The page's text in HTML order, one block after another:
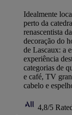
Idealmente
perto da
renascentista
decoração do
de Lascaux: a
experiência
categorias de
e café, TV
cabelo e
4,8/5